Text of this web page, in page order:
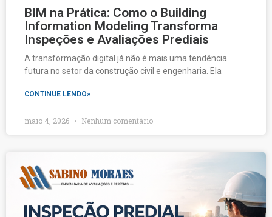
BIM na Prática: Como o Building
Information Modeling Transforma
Inspeções e Avaliações Prediais
A transformação digital já não é mais uma tendência
futura no setor da construção civil e engenharia. Ela
CONTINUE LENDO»
maio 4, 2026 Nenhum comentário